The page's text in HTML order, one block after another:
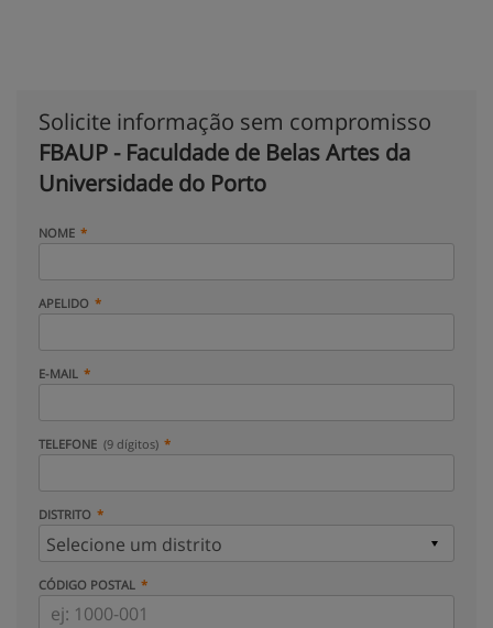
Solicite informação sem compromisso
FBAUP - Faculdade de Belas Artes da
Universidade do Porto
NOME
APELIDO
E-MAIL
TELEFONE (9 dígitos)
DISTRITO
CÓDIGO POSTAL